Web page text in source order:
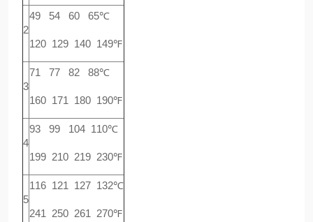
2
49 54 60 65℃
120 129 140 149℉
3
71 77 82 88℃
160 171 180 190℉
4
93 99 104 110℃
199 210 219 230℉
5
116 121 127 132℃
241 250 261 270℉